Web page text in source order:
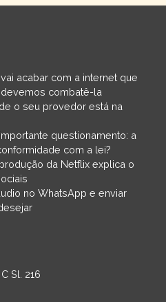
acabar com a internet que
combatê-la
o seu provedor está na
questionamento: a
com a lei?
da Netflix explica o
no WhatsApp e enviar
Sl. 216